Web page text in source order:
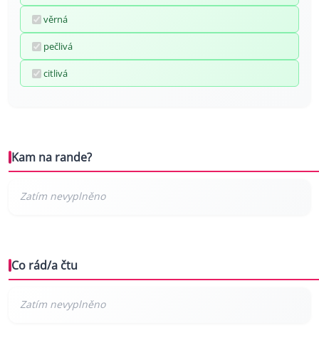
věrná
pečlivá
citlivá
Kam na rande?
Co rád/a čtu